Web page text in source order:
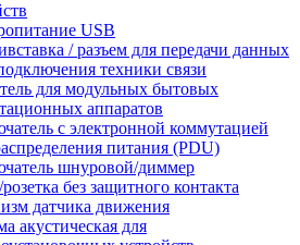
USB
/ разъем для передачи данных
техники связи
для модульных бытовых
аппаратов
с электронной коммутацией
питания (PDU)
шнуровой/диммер
без защитного контакта
датчика движения
акустическая для